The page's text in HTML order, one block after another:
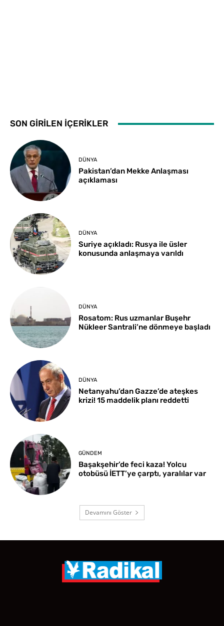
SON GİRİLEN İÇERİKLER
DÜNYA
Pakistan’dan Mekke Anlaşması
açıklaması
DÜNYA
Suriye açıkladı: Rusya ile üsler
konusunda anlaşmaya varıldı
DÜNYA
Rosatom: Rus uzmanlar Buşehr
Nükleer Santrali’ne dönmeye başladı
DÜNYA
Netanyahu’dan Gazze’de ateşkes
krizi! 15 maddelik planı reddetti
GÜNDEM
Başakşehir’de feci kaza! Yolcu
otobüsü İETT’ye çarptı, yaralılar var
Devamını Göster